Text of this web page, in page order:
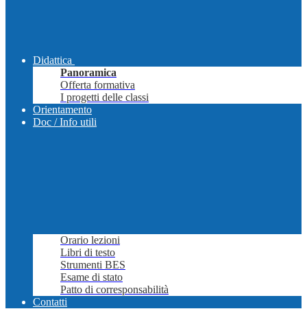
Didattica
Panoramica
Offerta formativa
I progetti delle classi
Orientamento
Doc / Info utili
Orario lezioni
Libri di testo
Strumenti BES
Esame di stato
Patto di corresponsabilità
Contatti